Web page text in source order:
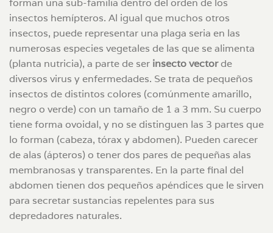
forman una sub-familia dentro del orden de los
insectos hemípteros. Al igual que muchos otros
insectos, puede representar una plaga seria en las
numerosas especies vegetales de las que se alimenta
(planta nutricia), a parte de ser insecto vectorde
diversos virus y enfermedades. Se trata de pequeños
insectos de distintos colores (comúnmente amarillo,
negro o verde) con un tamaño de 1 a 3 mm. Su cuerpo
tiene forma ovoidal, y no se distinguen las 3 partes que
lo forman (cabeza, tórax y abdomen). Pueden carecer
de alas (ápteros) o tener dos pares de pequeñas alas
membranosas y transparentes. En la parte final del
abdomen tienen dos pequeños apéndices que le sirven
para secretar sustancias repelentes para sus
depredadores naturales.